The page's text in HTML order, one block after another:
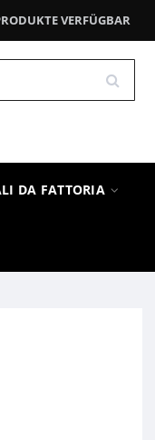
VERFÜGBAR
DA FATTORIA